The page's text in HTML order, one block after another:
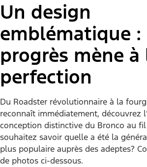
Un design
emblématique :
progrès mène à
perfection
Du Roadster révolutionnaire à la
reconnaît immédiatement, découvrez
conception distinctive du Bronco au fil
souhaitez savoir quelle a été la
plus populaire auprès des adeptes?
de photos ci-dessous.